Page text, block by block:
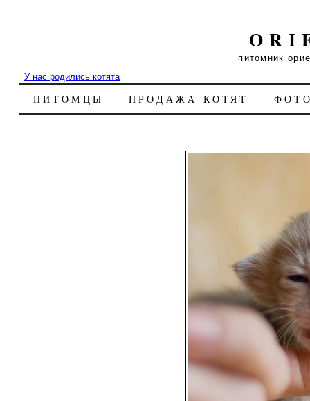
питомник
У нас родились котята
ПИТОМЦЫ ПРОДАЖА КОТЯТ